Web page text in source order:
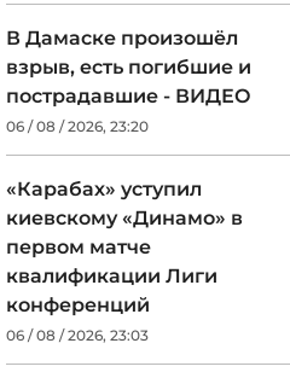
В Дамаске произошёл
взрыв, есть погибшие и
пострадавшие - ВИДЕО
06 / 08 / 2026, 23:20
«Карабах» уступил
киевскому «Динамо» в
первом матче
квалификации Лиги
конференций
06 / 08 / 2026, 23:03